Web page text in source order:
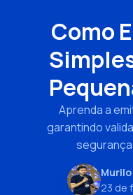
Como
Aprenda a
garantindo
Murilo
23 de